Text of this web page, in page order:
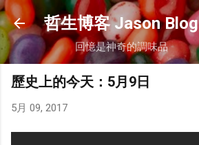
跳到主要內容
哲生博客 Jason Blog
回憶是神奇的調味品
歷史上的今天：5月9日
5月 09, 2017